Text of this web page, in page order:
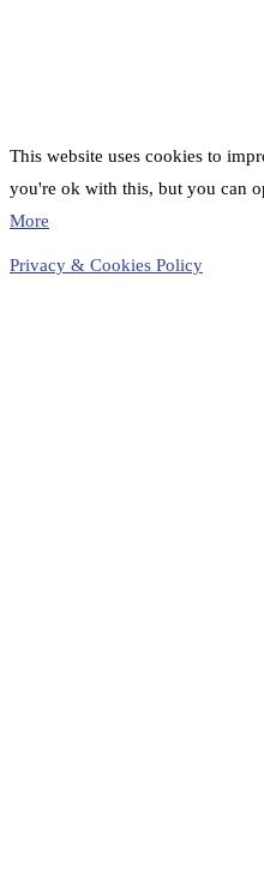
This website uses cookies to
you're ok with this, but you can
More
Privacy & Cookies Policy